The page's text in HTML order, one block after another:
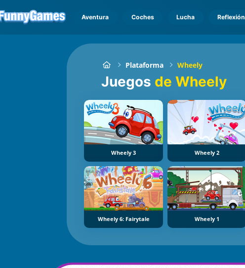
Aventura Coches Lucha Reflexión
Plataforma Wheely
Juegos de Wheely
Wheely 3 Wheely 2
Wheely 6: Fairytale Wheely 1